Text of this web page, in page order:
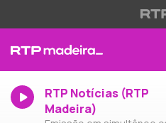
RTP Notícias (RTP
Madeira)